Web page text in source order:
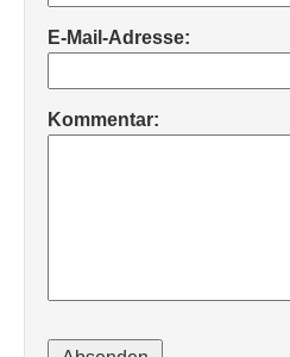
E-Mail-Adresse:
Kommentar: